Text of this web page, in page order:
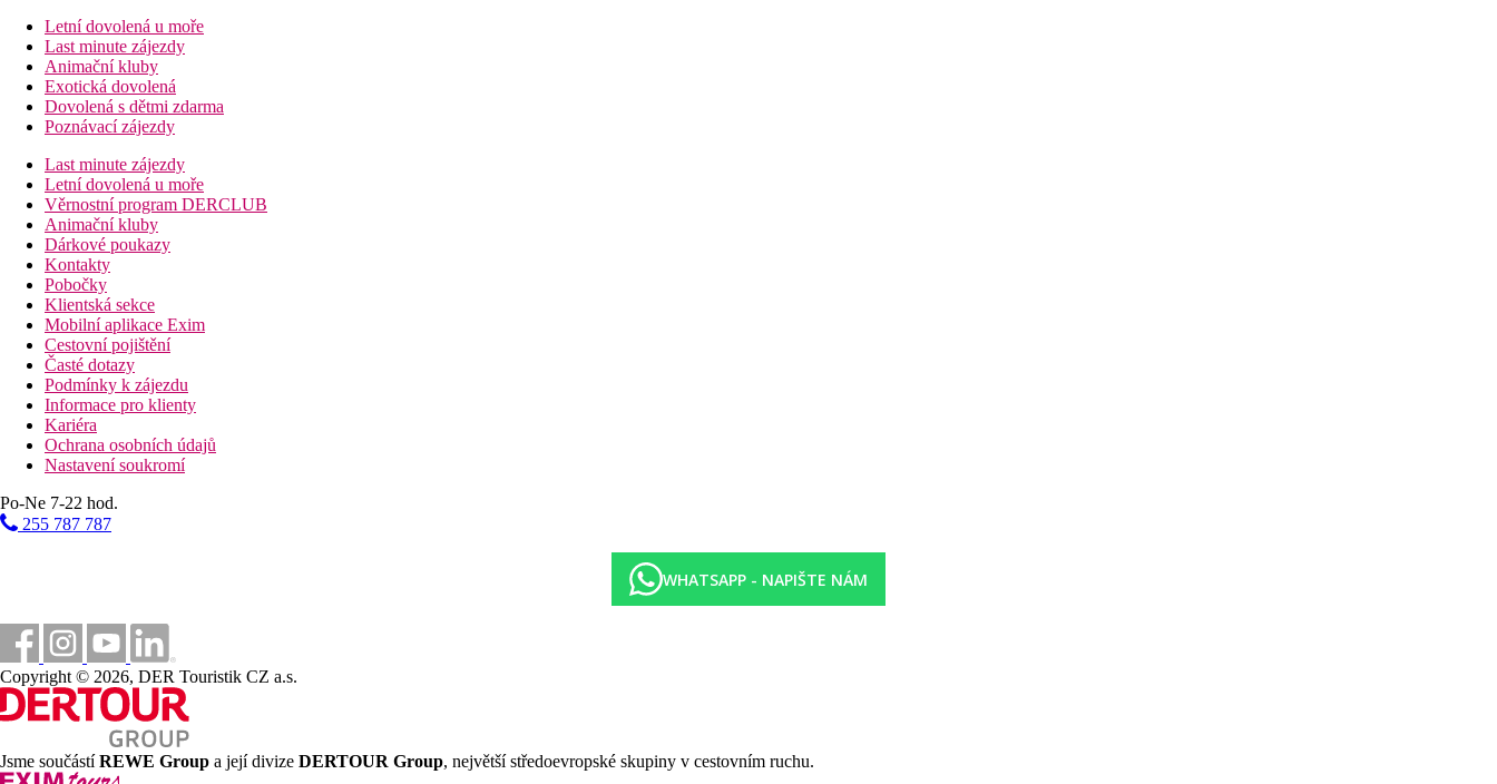
Letní dovolená u moře
Last minute zájezdy
Animační kluby
Exotická dovolená
Dovolená s dětmi zdarma
Poznávací zájezdy
Last minute zájezdy
Letní dovolená u moře
Věrnostní program DERCLUB
Animační kluby
Dárkové poukazy
Kontakty
Pobočky
Klientská sekce
Mobilní aplikace Exim
Cestovní pojištění
Časté dotazy
Podmínky k zájezdu
Informace pro klienty
Kariéra
Ochrana osobních údajů
Nastavení soukromí
Po-Ne 7-22 hod.
255 787 787
WHATSAPP - NAPIŠTE NÁM
Copyright © 2026, DER Touristik CZ a.s.
Jsme součástíREWE Group a její divize DERTOUR Group, největší středoevropské skupiny v cestovním ruchu.